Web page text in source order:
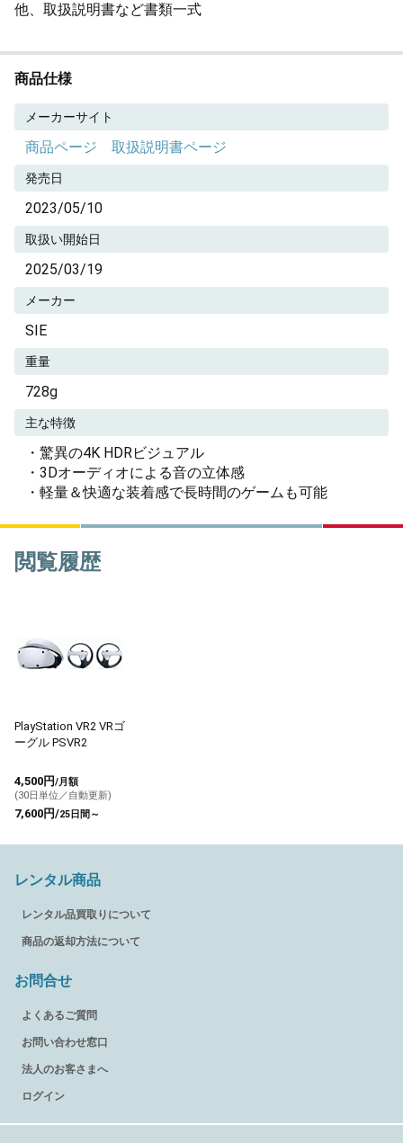
他、取扱説明書など書類一式
商品仕様
メーカーサイト
商品ページ 取扱説明書ページ
発売日
2023/05/10
取扱い開始日
2025/03/19
メーカー
SIE
重量
728g
主な特徴
・驚異の4K HDRビジュアル
・3Dオーディオによる音の立体感
・軽量＆快適な装着感で長時間のゲームも可能
閲覧履歴
PlayStation VR2 VRゴ
ーグル PSVR2
4,500円/月額
(30日単位／自動更新)
7,600円/25日間～
レンタル商品
レンタル品買取りについて
商品の返却方法について
お問合せ
よくあるご質問
お問い合わせ窓口
法人のお客さまへ
ログイン